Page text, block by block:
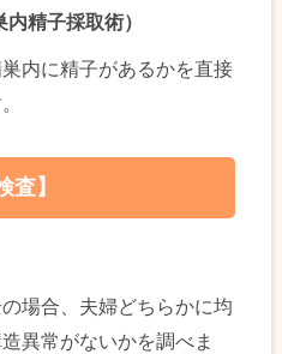
精子採取術）
内に精子があるかを直接
査】
場合、夫婦どちらかに均
異常がないかを調べま